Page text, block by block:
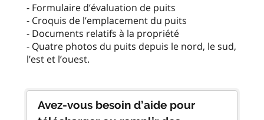
- Formulaire d’évaluation de puits
- Croquis de l’emplacement du puits
- Documents relatifs à la propriété
- Quatre photos du puits depuis le nord, le sud,
l’est et l’ouest.
Avez-vous besoin d’aide pour